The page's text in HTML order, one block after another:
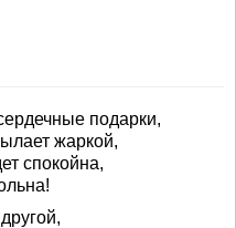
подарки,
жаркой,
спокойна,